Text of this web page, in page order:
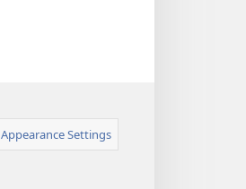
Appearance Settings